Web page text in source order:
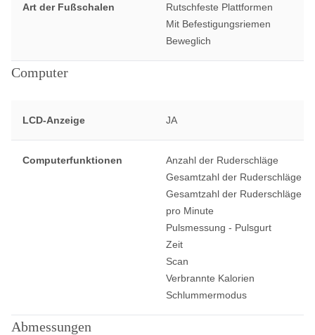
Art der Fußschalen
Rutschfeste Plattformen
Mit Befestigungsriemen
Beweglich
Computer
LCD-Anzeige JA
Computerfunktionen
Anzahl der Ruderschläge
Gesamtzahl der Ruderschläge
Gesamtzahl der Ruderschläge
pro Minute
Pulsmessung - Pulsgurt
Zeit
Scan
Verbrannte Kalorien
Schlummermodus
Abmessungen